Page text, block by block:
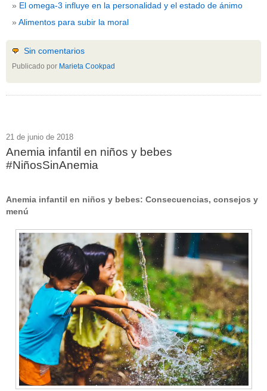
dietas(10)
embarazo
nutricion(3)
obesidad(12)
Sin categoría(438)
vitaminas(10)
RSS - Entradas
ADMINISTRAR
El omega-3 influye en la personalidad y el estado de ánimo
Alimentos para subir la moral
Sin comentarios
Publicado por Marieta Cookpad
21 de junio de 2018
Anemia infantil en niños y bebes
#NiñosSinAnemia
Anemia infantil en niños y bebes: Consecuencias, consejos y
menú